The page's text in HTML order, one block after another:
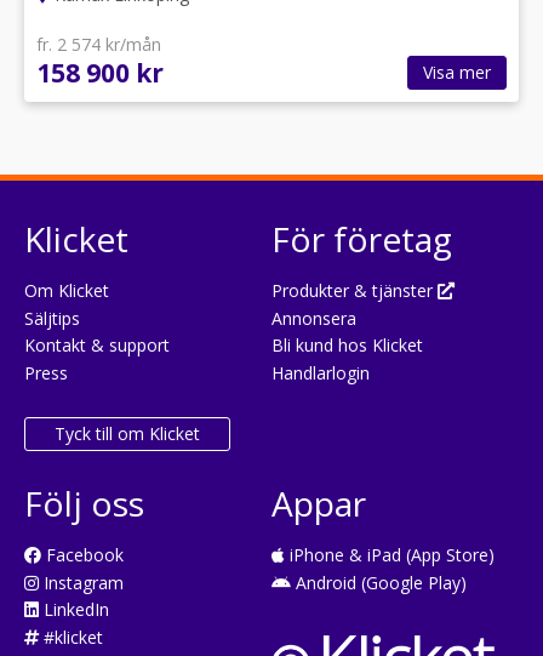
fr. 2 574 kr/mån
158 900 kr Visa mer
Klicket
Om Klicket
Säljtips
Kontakt & support
Press
Tyck till om Klicket
För företag
Produkter & tjänster
Annonsera
Bli kund hos Klicket
Handlarlogin
Följ oss
Facebook
Instagram
LinkedIn
#klicket
Appar
iPhone & iPad (App Store)
Android (Google Play)